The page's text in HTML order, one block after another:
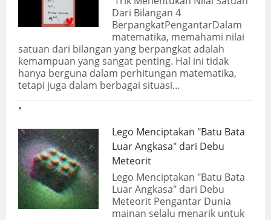
Dari Bilangan 4
BerpangkatPengantarDalam
matematika, memahami nilai
satuan dari bilangan yang berpangkat adalah
kemampuan yang sangat penting. Hal ini tidak
hanya berguna dalam perhitungan matematika,
tetapi juga dalam berbagai situasi…
Lego Menciptakan "Batu Bata
Luar Angkasa" dari Debu
Meteorit
Lego Menciptakan "Batu Bata
Luar Angkasa" dari Debu
Meteorit Pengantar Dunia
mainan selalu menarik untuk